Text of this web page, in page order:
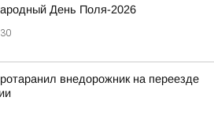
День Поля-2026
внедорожник на переезде